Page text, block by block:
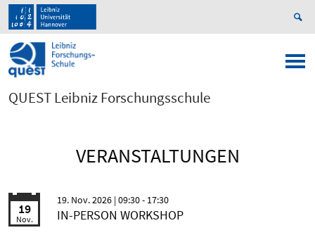
QUEST Leibniz Forschungsschule
VERANSTALTUNGEN
19
Nov.
19. Nov. 2026 | 09:30 - 17:30
IN-PERSON WORKSHOP